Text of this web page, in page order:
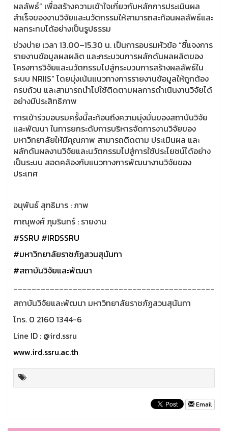
ผลลัพธ์” เพื่อสร้างความเข้าใจเกี่ยวกับหลักการประเมินผล
สำเร็จของงานวิจัยและนวัตกรรมให้สามารถสะท้อนผลลัพธ์และ
ผลกระทบได้อย่างเป็นรูปธรรม
ช่วงบ่าย เวลา 13.00–15.30 น. เป็นการอบรมหัวข้อ “ชี้แจงการ
รายงานข้อมูลผลผลิต และกระบวนการผลักดันผลผลิตของ
โครงการวิจัยและนวัตกรรมไปสู่กระบวนการสร้างผลลัพธ์ใน
ระบบ NRIIS” โดยมุ่งเน้นแนวทางการรายงานข้อมูลให้ถูกต้อง
ครบถ้วน และสามารถนำไปใช้ติดตามผลการดำเนินงานวิจัยได้
อย่างมีประสิทธิภาพ
การเข้าร่วมอบรมครั้งนี้สะท้อนถึงความมุ่งมั่นของสถาบันวิจัย
และพัฒนา ในการยกระดับการบริหารจัดการงานวิจัยของ
มหาวิทยาลัยให้มีคุณภาพ สามารถติดตาม ประเมินผล และ
ผลักดันผลงานวิจัยและนวัตกรรมไปสู่การใช้ประโยชน์ได้อย่าง
เป็นระบบ สอดคล้องกับแนวทางการพัฒนางานวิจัยของ
ประเทศ
อนุพันธ์ สุทธิมาร : ภาพ
ภาณุพงศ์ ภุมรินทร์ : รายงาน
#SSRU #IRDSSRU
#มหาวิทยาลัยราชภัฏสวนสุนันทา
#สถาบันวิจัยและพัฒนา
____________________________________________
สถาบันวิจัยและพัฒนา มหาวิทยาลัยราชภัฏสวนสุนันทา
โทร. 0 2160 1344-6
Line ID : @ird.ssru
www.ird.ssru.ac.th
Email